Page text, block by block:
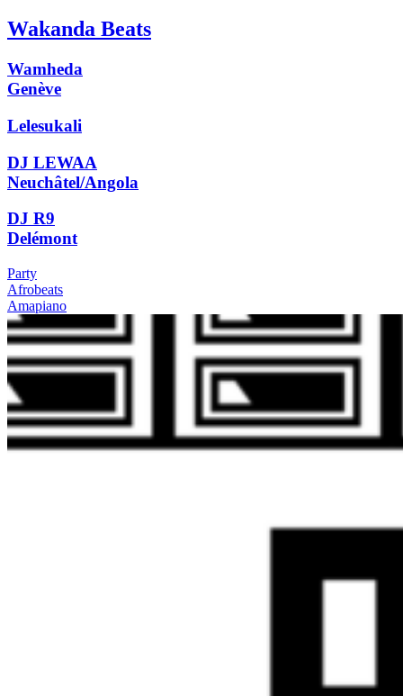
Wakanda Beats
Wamheda
Genève
Lelesukali
DJ LEWAA
Neuchâtel/Angola
DJ R9
Delémont
Party
Afrobeats
Amapiano